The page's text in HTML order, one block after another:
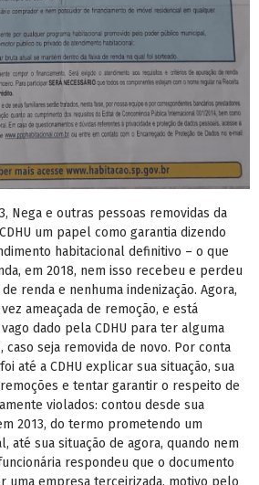
Nega e outras pessoas removidas da
um papel como garantia dizendo
habitacional definitivo – o que
em 2018, nem isso recebeu e perdeu
renda e nenhuma indenização. Agora,
ameaçada de remoção, e está
dado pela CDHU para ter alguma
caso seja removida de novo. Por conta
até a CDHU explicar sua situação, sua
e tentar garantir o respeito de
violados: contou desde sua
2013, do termo prometendo um
até sua situação de agora, quando nem
respondeu que o documento
uma empresa terceirizada, motivo pelo